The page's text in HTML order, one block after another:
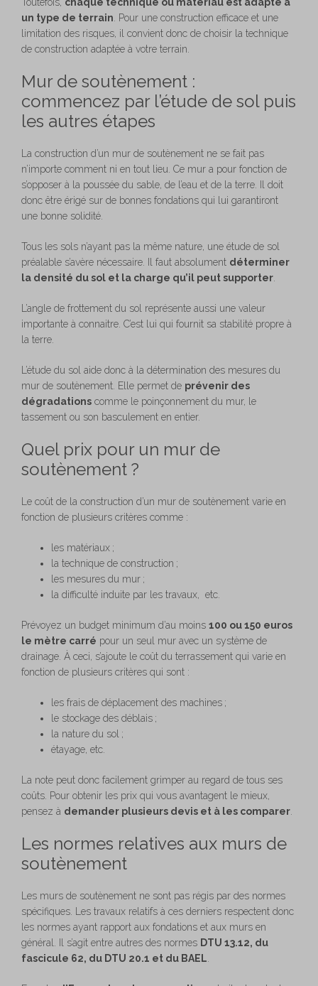
Toutefois, chaque technique ou matériau est adapté à
un type de terrain. Pour une construction efficace et une
limitation des risques, il convient donc de choisir la technique
de construction adaptée à votre terrain.
Mur de soutènement :
commencez par l’étude de sol puis
les autres étapes
La construction d’un mur de soutènement ne se fait pas
n’importe comment ni en tout lieu. Ce mur a pour fonction de
s’opposer à la poussée du sable, de l’eau et de la terre. Il doit
donc être érigé sur de bonnes fondations qui lui garantiront
une bonne solidité.
Tous les sols n’ayant pas la même nature, une étude de sol
préalable s’avère nécessaire. Il faut absolument déterminer
la densité du sol et la charge qu’il peut supporter.
L’angle de frottement du sol représente aussi une valeur
importante à connaitre. C’est lui qui fournit sa stabilité propre à
la terre.
L’étude du sol aide donc à la détermination des mesures du
mur de soutènement. Elle permet de prévenir des
dégradations comme le poinçonnement du mur, le
tassement ou son basculement en entier.
Quel prix pour un mur de
soutènement ?
Le coût de la construction d’un mur de soutènement varie en
fonction de plusieurs critères comme :
les matériaux ;
la technique de construction ;
les mesures du mur ;
la difficulté induite par les travaux, etc.
Prévoyez un budget minimum d’au moins 100 ou 150 euros
le mètre carré pour un seul mur avec un système de
drainage. À ceci, s’ajoute le coût du terrassement qui varie en
fonction de plusieurs critères qui sont :
les frais de déplacement des machines ;
le stockage des déblais ;
la nature du sol ;
étayage, etc.
La note peut donc facilement grimper au regard de tous ses
coûts. Pour obtenir les prix qui vous avantagent le mieux,
pensez à demander plusieurs devis et à les comparer.
Les normes relatives aux murs de
soutènement
Les murs de soutènement ne sont pas régis par des normes
spécifiques. Les travaux relatifs à ces derniers respectent donc
les normes ayant rapport aux fondations et aux murs en
général. Il s’agit entre autres des normes DTU 13.12, du
fascicule 62, du DTU 20.1 et du BAEL.